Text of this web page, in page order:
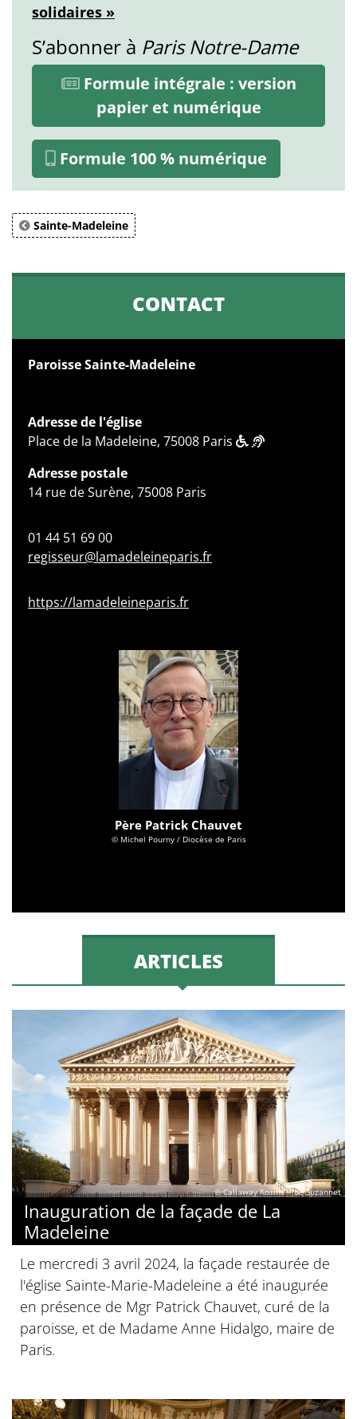
solidaires »
S’abonner à Paris Notre-Dame
Formule intégrale : version
papier et numérique
Formule 100 % numérique
Sainte-Madeleine
CONTACT
Paroisse Sainte-Madeleine
Adresse de l'église
Place de la Madeleine, 75008 Paris
Adresse postale
14 rue de Surène, 75008 Paris
01 44 51 69 00
regisseur@lamadeleineparis.fr
https://lamadeleineparis.fr
Père Patrick Chauvet
© Michel Pourny / Diocèse de Paris
ARTICLES
© Callaway Kosine – de Suzannet
Inauguration de la façade de La
Madeleine
Le mercredi 3 avril 2024, la façade restaurée de
l'église Sainte-Marie-Madeleine a été inaugurée
en présence de Mgr Patrick Chauvet, curé de la
paroisse, et de Madame Anne Hidalgo, maire de
Paris.